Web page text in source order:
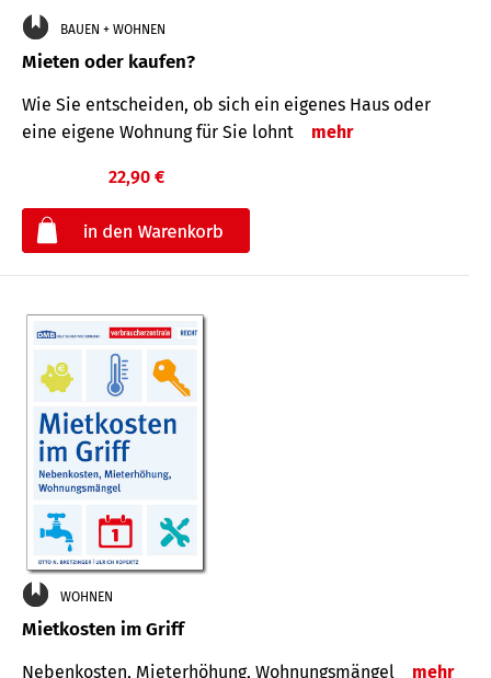
BAUEN + WOHNEN
Mieten oder kaufen?
Wie Sie entscheiden, ob sich ein eigenes Haus oder
eine eigene Wohnung für Sie lohnt
mehr
22,90 €
WOHNEN
Mietkosten im Griff
Nebenkosten, Mieterhöhung, Wohnungsmängel mehr